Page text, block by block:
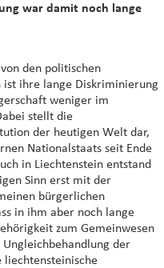
war damit noch lange
den politischen
ihre lange Diskriminierung
weniger im
stellt die
der heutigen Welt dar,
Nationalstaats seit Ende
in Liechtenstein entstand
Sinn erst mit der
bürgerlichen
in ihm aber noch lange
zum Gemeinwesen
der
liechtensteinische